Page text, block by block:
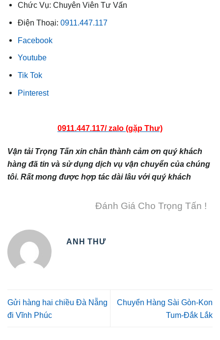
Chức Vụ: Chuyên Viên Tư Vấn
Điện Thoại:0911.447.117
Facebook
Youtube
Tik Tok
Pinterest
0911.447.117/ zalo (gặp Thư)
Vận tải Trọng Tấn xin chân thành cảm ơn quý khách
hàng đã tin và sử dụng dịch vụ vận chuyển của chúng
tôi. Rất mong được hợp tác dài lâu với quý khách
Đánh Giá Cho Trọng Tấn !
ANH THƯ
Gửi hàng hai chiều Đà Nẵng
đi Vĩnh Phúc
Chuyển Hàng Sài Gòn-Kon
Tum-Đắk Lắk